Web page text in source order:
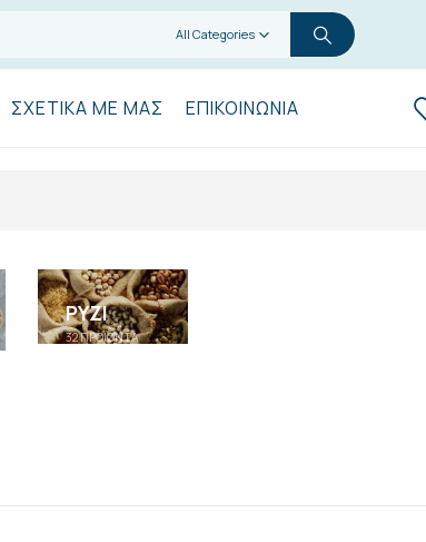
All Categories
ΣΧΕΤΙΚΆ ΜΕ ΜΑΣ ΕΠΙΚΟΙΝΩΝΊΑ
ΡΎΖΙ
32ΠΡΟΪΌΝΤΑ